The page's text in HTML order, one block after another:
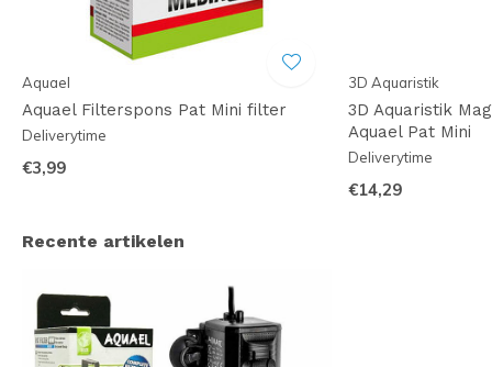
Aquael
Aquael Filterspons Pat Mini filter
Deliverytime
€3,99
3D Aquaristik
3D Aquaristik
Aquael Pat Mini
Deliverytime
€14,29
Recente artikelen